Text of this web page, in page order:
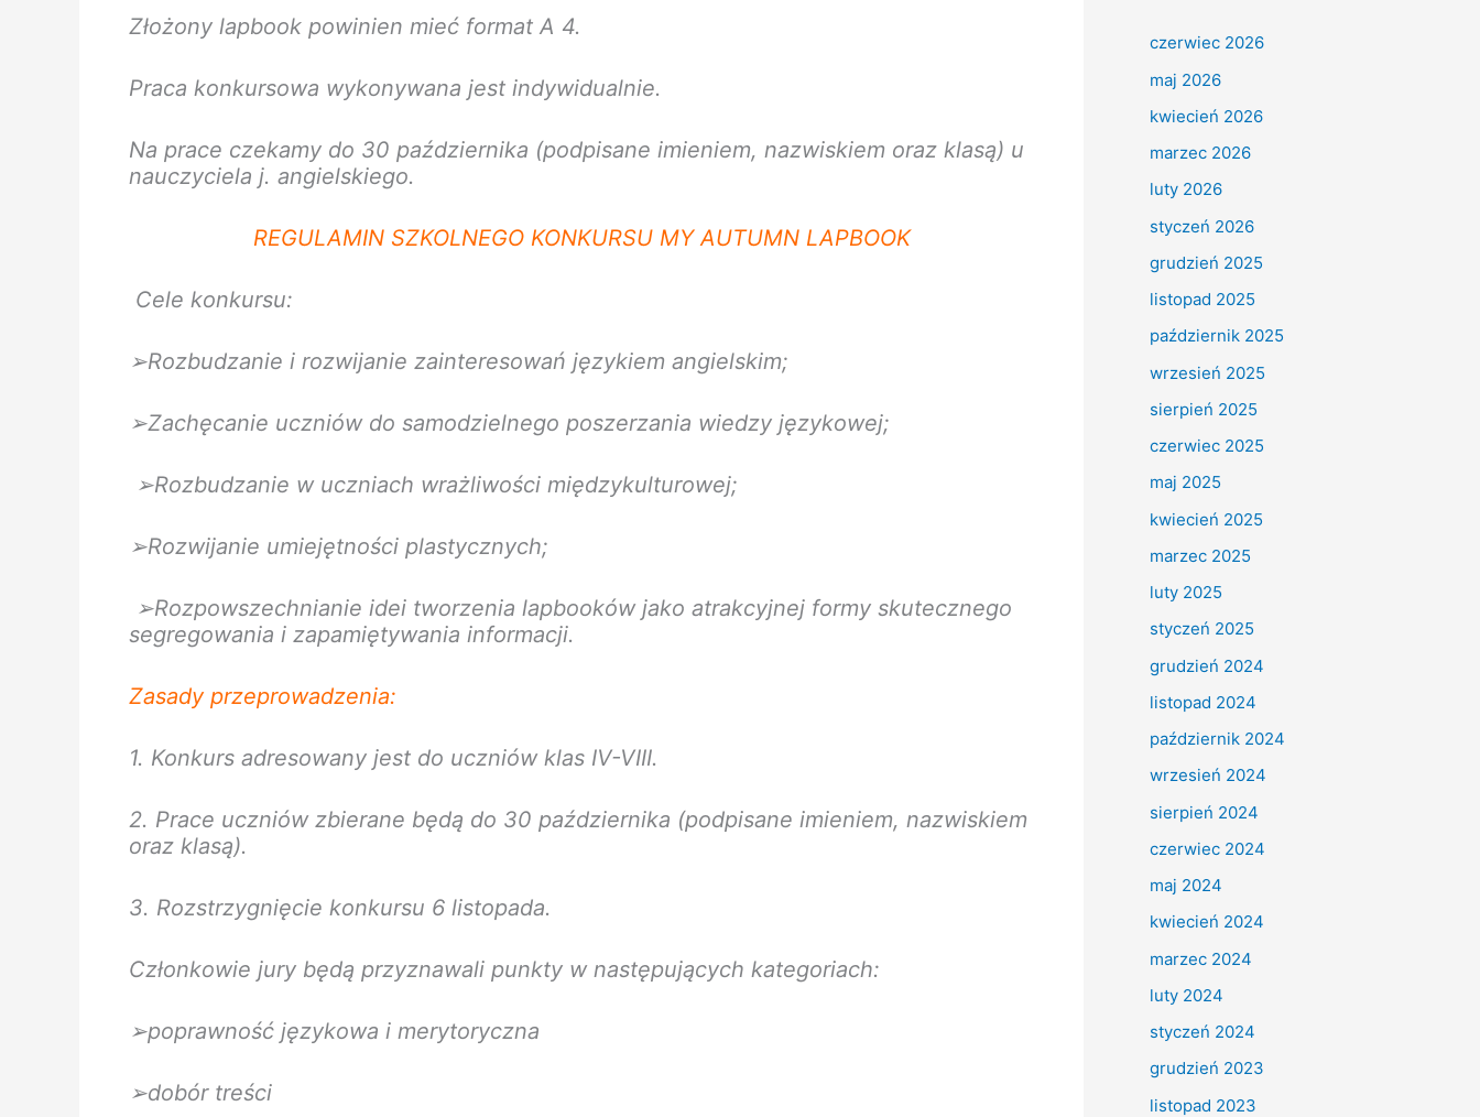
Złożony lapbook powinien mieć format A 4.
Praca konkursowa wykonywana jest indywidualnie.
Na prace czekamy do 30 października (podpisane imieniem, nazwiskiem oraz klasą) u
nauczyciela j. angielskiego.
REGULAMIN SZKOLNEGO KONKURSU MY AUTUMN LAPBOOK
Cele konkursu:
➢Rozbudzanie i rozwijanie zainteresowań językiem angielskim;
➢Zachęcanie uczniów do samodzielnego poszerzania wiedzy językowej;
➢Rozbudzanie w uczniach wrażliwości międzykulturowej;
➢Rozwijanie umiejętności plastycznych;
➢Rozpowszechnianie idei tworzenia lapbooków jako atrakcyjnej formy skutecznego
segregowania i zapamiętywania informacji.
Zasady przeprowadzenia:
1. Konkurs adresowany jest do uczniów klas IV-VIII.
2. Prace uczniów zbierane będą do 30 października (podpisane imieniem, nazwiskiem
oraz klasą).
3. Rozstrzygnięcie konkursu 6 listopada.
Członkowie jury będą przyznawali punkty w następujących kategoriach:
➢poprawność językowa i merytoryczna
➢dobór treści
czerwiec 2026
maj 2026
kwiecień 2026
marzec 2026
luty 2026
styczeń 2026
grudzień 2025
listopad 2025
październik 2025
wrzesień 2025
sierpień 2025
czerwiec 2025
maj 2025
kwiecień 2025
marzec 2025
luty 2025
styczeń 2025
grudzień 2024
listopad 2024
październik 2024
wrzesień 2024
sierpień 2024
czerwiec 2024
maj 2024
kwiecień 2024
marzec 2024
luty 2024
styczeń 2024
grudzień 2023
listopad 2023